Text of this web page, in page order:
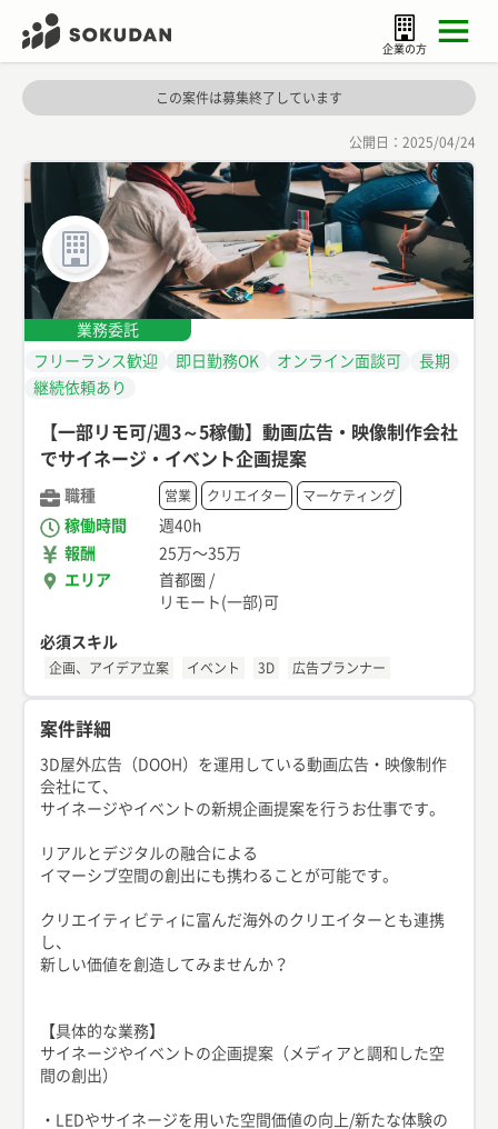
企業の方
この案件は募集終了しています
公開日： 2025/04/24
業務委託
フリーランス歓迎
即日勤務OK オンライン面談可
長期
継続依頼あり
【一部リモ可/週3～5稼働】動画広告・映像制作会社
でサイネージ・イベント企画提案
職種 営業 クリエイター マーケティング
稼働時間
週40h
報酬
25万〜35万
エリア
首都圏 /
リモート(一部)可
必須スキル
企画、アイデア立案 イベント 3D 広告プランナー
案件詳細
3D屋外広告（DOOH）を運用している動画広告・映像制作
会社にて、
サイネージやイベントの新規企画提案を行うお仕事です。
リアルとデジタルの融合による
イマーシブ空間の創出にも携わることが可能です。
クリエイティビティに富んだ海外のクリエイターとも連携
し、
新しい価値を創造してみませんか？
【具体的な業務】
サイネージやイベントの企画提案（メディアと調和した空
間の創出）
・LEDやサイネージを用いた空間価値の向上/新たな体験の